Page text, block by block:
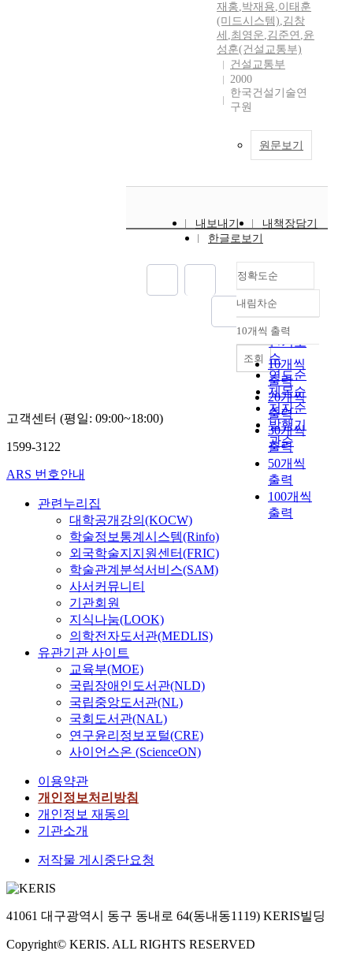
재홍,박재용,이태훈
(미드시스템),김창
세 ,최영운,김준연 ,윤
성훈(건설교통부)
건설교통부
2000
한국건설기술연
구원
원문보기
내보내기
내책장담기
한글로보기
정확도순
정확도
순
인기도
순
연도순
제목순
저자순
발행기
관순
내림차순
내림차순
10개씩 출력
10개씩
출력
20개씩
출력
30개씩
출력
50개씩
출력
100개씩
출력
조회
고객센터 (평일: 09:00~18:00)
1599-3122
ARS 번호안내
관련누리집
대학공개강의(KOCW)
학술정보통계시스템(Rinfo)
외국학술지지원센터(FRIC)
학술관계분석서비스(SAM)
사서커뮤니티
기관회원
지식나눔(LOOK)
의학전자도서관(MEDLIS)
유관기관 사이트
교육부(MOE)
국립장애인도서관(NLD)
국립중앙도서관(NL)
국회도서관(NAL)
연구윤리정보포털(CRE)
사이언스온 (ScienceON)
이용약관
개인정보처리방침
개인정보 재동의
기관소개
저작물 게시중단요청
41061 대구광역시 동구 동내로 64(동내동1119) KERIS빌딩
Copyright© KERIS. ALL RIGHTS RESERVED